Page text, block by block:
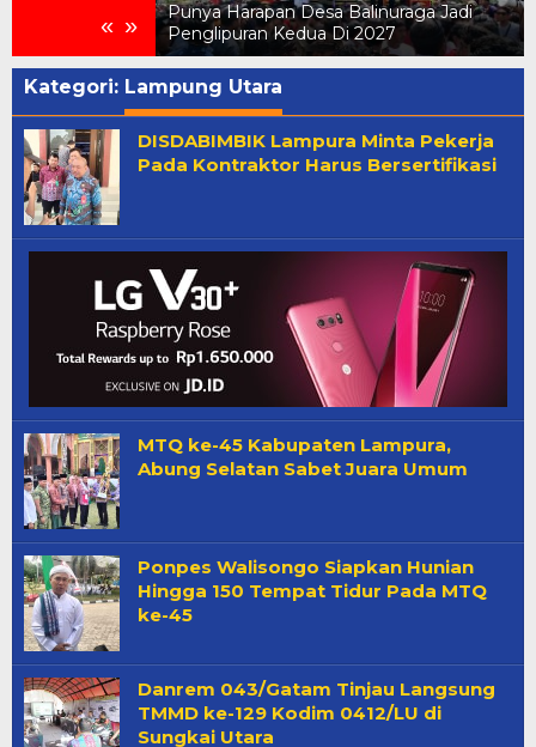
« »
Punya Harapan Desa Balinuraga Jadi
Penglipuran Kedua Di 2027
Kategori: Lampung Utara
DISDABIMBIK Lampura Minta Pekerja
Pada Kontraktor Harus Bersertifikasi
MTQ ke-45 Kabupaten Lampura,
Abung Selatan Sabet Juara Umum
Ponpes Walisongo Siapkan Hunian
Hingga 150 Tempat Tidur Pada MTQ
ke-45
Danrem 043/Gatam Tinjau Langsung
TMMD ke-129 Kodim 0412/LU di
Sungkai Utara